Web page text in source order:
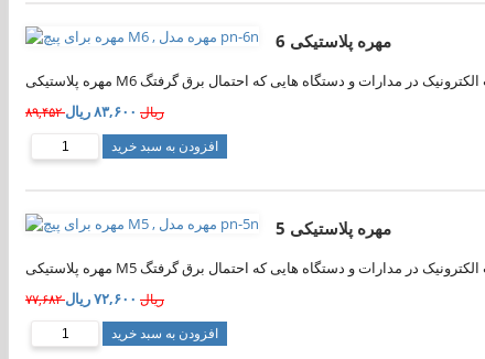
مهره پلاستیکی 6
۸۹,۴۵۲ ریال ۸۳,۶۰۰ ریال
افزودن به سبد خرید
مهره پلاستیکی 5
۷۷,۶۸۲ ریال ۷۲,۶۰۰ ریال
افزودن به سبد خرید